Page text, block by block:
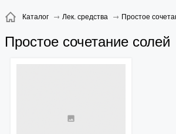
Каталог Лек. средства Простое
Простое сочетание солей